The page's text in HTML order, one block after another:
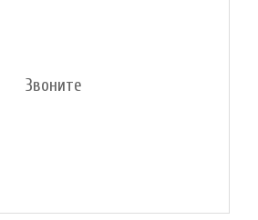
Звоните